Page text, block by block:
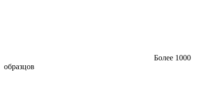
Более 1000
образцов